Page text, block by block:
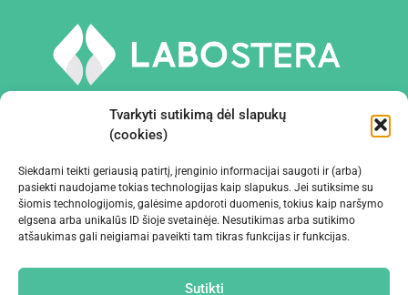
Tvarkyti sutikimą dėl slapukų
(cookies)
Siekdami teikti geriausią patirtį, įrenginio informacijai saugoti ir (arba)
pasiekti naudojame tokias technologijas kaip slapukus. Jei sutiksime su
šiomis technologijomis, galėsime apdoroti duomenis, tokius kaip naršymo
elgsena arba unikalūs ID šioje svetainėje. Nesutikimas arba sutikimo
atšaukimas gali neigiamai paveikti tam tikras funkcijas ir funkcijas.
Sutikti
PRIEMONĖS IR ĮRANGA
ĮMONĖ